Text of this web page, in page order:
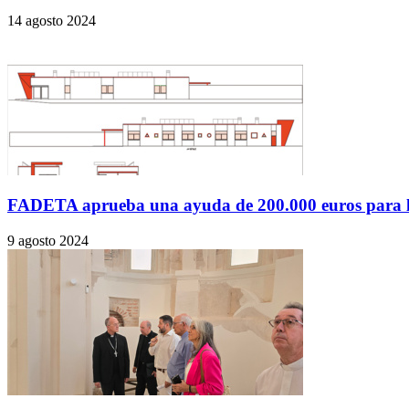
14 agosto 2024
FADETA aprueba una ayuda de 200.000 euros para
9 agosto 2024